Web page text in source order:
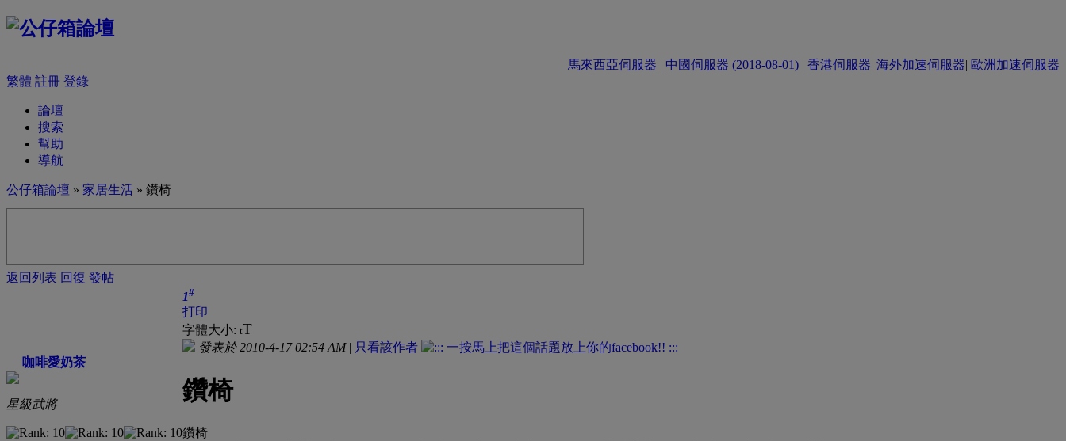
馬來西亞伺服器 | 中國伺服器 (2018-08-01) | 香港伺服器| 海外加速伺服器| 歐洲加速伺服器
繁體 註冊 登錄
論壇
搜索
幫助
導航
公仔箱論壇 » 家居生活 » 鑽椅
返回列表 回復 發帖
咖啡愛奶茶
星級武將
1#
打印
字體大小: tT
發表於 2010-4-17 02:54 AM| 只看該作者
鑽椅
鑽椅